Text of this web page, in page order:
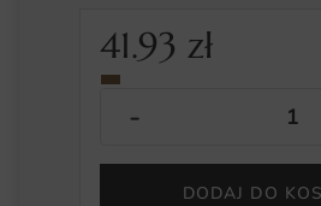
41.93zł
DODAJ DO